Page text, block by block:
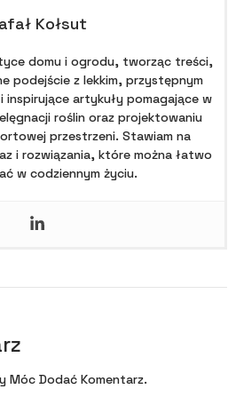
Kołsut
domu i ogrodu, tworząc treści,
podejście z lekkim, przystępnym
inspirujące artykuły pomagające w
roślin oraz projektowaniu
przestrzeni. Stawiam na
i rozwiązania, które można łatwo
w codziennym życiu.
Móc Dodać Komentarz.